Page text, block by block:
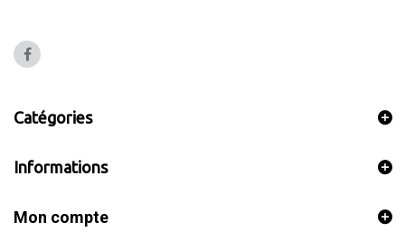
Catégories
Informations
Mon compte